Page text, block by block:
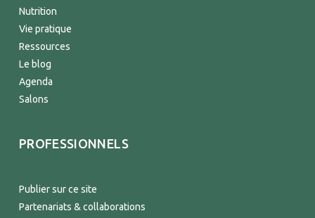
Nutrition
Vie pratique
Ressources
Le blog
Agenda
Salons
PROFESSIONNELS
Publier sur ce site
Partenariats & collaborations